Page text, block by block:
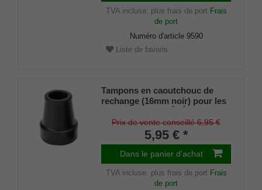
TVA incluse. plus frais de port Frais
de port
Numéro d'article 9590
Liste de favoris
Tampons en caoutchouc de
rechange (16mm noir) pour les
(diamètre intérieur env. 16mm)
avec insert métallique (lot de 2)
Prix de vente conseillé 6,95 €
5,95 € *
Dans le panier d'achat
TVA incluse. plus frais de port Frais
de port